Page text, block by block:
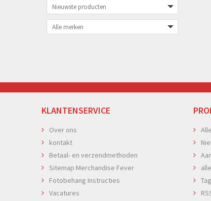
KLANTENSERVICE
Over ons
kontakt
Betaal- en verzendmethoden
Sitemap Merchandise Fever
Fotobehang Instructies
Vacatures